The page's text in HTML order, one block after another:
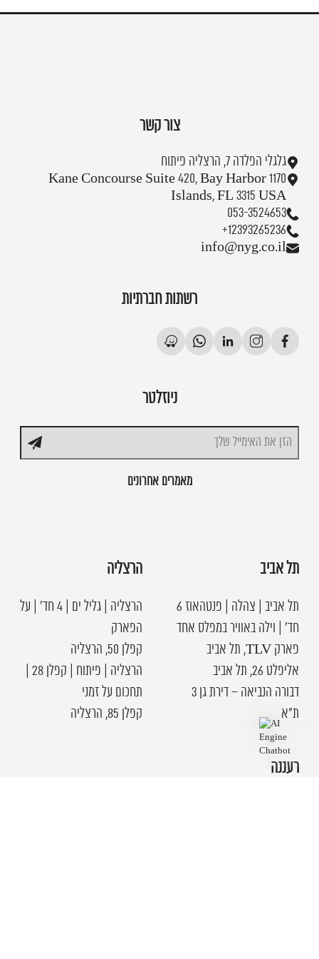
צור קשר
גלגלי הפלדה 7, הרצליה פיתוח
1170 Kane Concourse Suite 420, Bay Harbor
Islands, FL 3315 USA
053-3524653
+12393265236
info@nyg.co.il
רשתות חברתיות
ניוזלטר
מאמרים אחרונים
תל אביב
תל אביב | צהלה | פנטהאוז 6
חד׳ | וילה באוויר במפלס אחד
פארק TLV, תל אביב
אליפלט 26, תל אביב
דבורה הנביאה – דירת גן 3
ת"א
הרצליה
הרצליה | גליל ים | 4 חד׳ | על
הפארק
קפלן 50, הרצליה
תחכום על זמני
קפלן 85, הרצליה
רעננה